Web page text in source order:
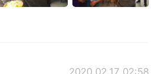
2020.02.17 02:58